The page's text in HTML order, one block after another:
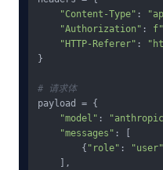
"Content-Type" :
"Authorization" :
"HTTP-Referer" :
}
# 请求体
payload = {
"model" :
"messages" : [
        {
"role" : "user"
    ],